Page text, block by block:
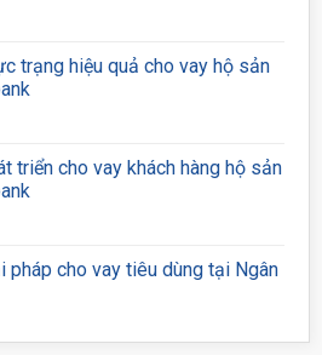
trạng hiệu quả cho vay hộ sản
triển cho vay khách hàng hộ sản
pháp cho vay tiêu dùng tại Ngân